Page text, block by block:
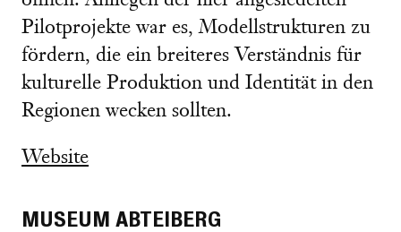
Pilotprojekte war es, Modellstrukturen zu
fördern, die ein breiteres Verständnis für
kulturelle Produktion und Identität in den
Regionen wecken sollten.
Website
MUSEUM ABTEIBERG